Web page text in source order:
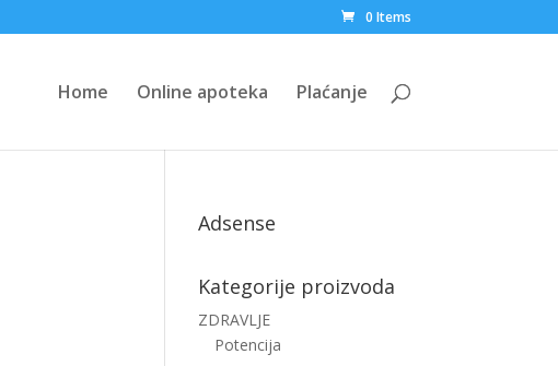
0 Items
Home Online apoteka Plaćanje
Adsense
Kategorije proizvoda
ZDRAVLJE
Potencija